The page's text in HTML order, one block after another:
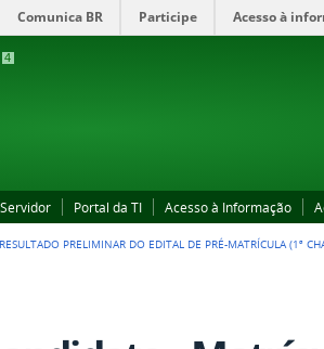
Comunica BR Participe Acesso à
4
Portal da TI Acesso à Informação
RESULTADO PRELIMINAR DO EDITAL DE PRÉ-MATRÍCULA (1ª